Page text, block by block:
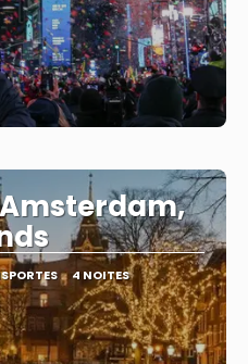
4 NOITES